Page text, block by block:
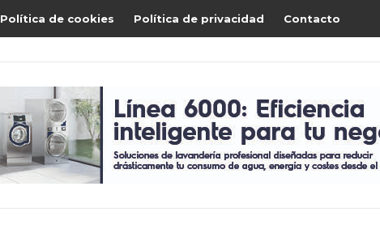
Política de cookies Política de privacidad Contacto